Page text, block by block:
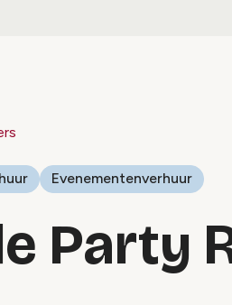
Evenementenverhuur
Party